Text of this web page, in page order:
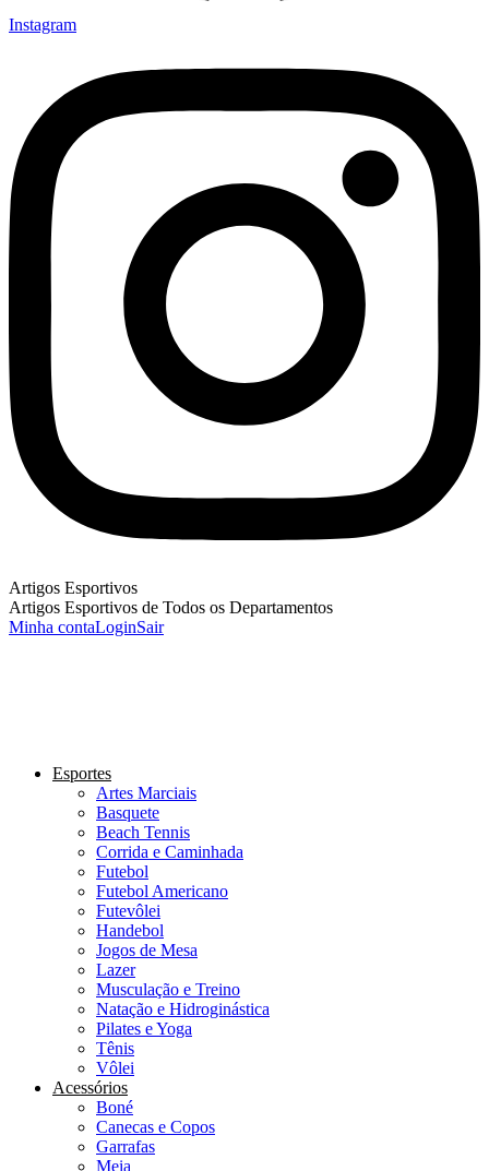
Instagram
Artigos Esportivos
Artigos Esportivos de Todos os Departamentos
Minha contaLoginSair
Esportes
Artes Marciais
Basquete
Beach Tennis
Corrida e Caminhada
Futebol
Futebol Americano
Futevôlei
Handebol
Jogos de Mesa
Lazer
Musculação e Treino
Natação e Hidroginástica
Pilates e Yoga
Tênis
Vôlei
Acessórios
Boné
Canecas e Copos
Garrafas
Meia